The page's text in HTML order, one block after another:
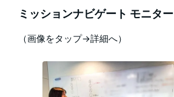
ミッションナビゲート モニター
（画像をタップ→詳細へ）